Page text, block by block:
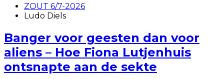
ZOUT 6/7-2026
Ludo Diels
Banger voor geesten dan voor
aliens – Hoe Fiona Lutjenhuis
ontsnapte aan de sekte